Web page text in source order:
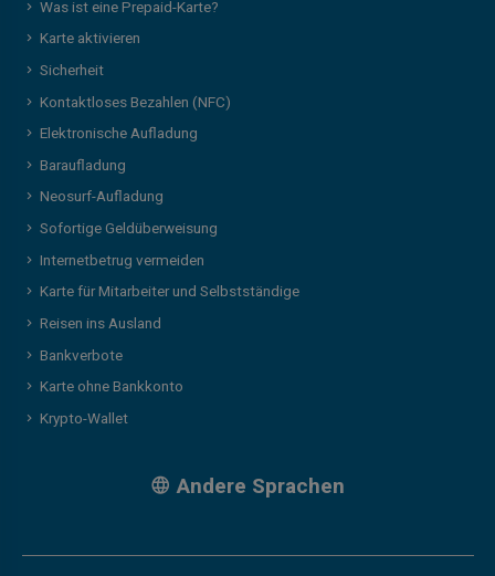
Was ist eine Prepaid-Karte?
Karte aktivieren
Sicherheit
Kontaktloses Bezahlen (NFC)
Elektronische Aufladung
Baraufladung
Neosurf-Aufladung
Sofortige Geldüberweisung
Internetbetrug vermeiden
Karte für Mitarbeiter und Selbstständige
Reisen ins Ausland
Bankverbote
Karte ohne Bankkonto
Krypto-Wallet
Andere Sprachen